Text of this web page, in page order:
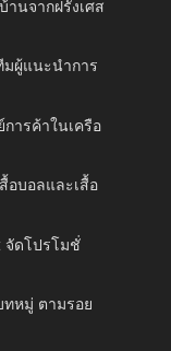
านจากฝรั่งเศส
มผู้แนะนำการ
ารค้าในเครือ
อบอลและเสื้อ
จัดโปรโมชั่
หมู่ ตามรอย